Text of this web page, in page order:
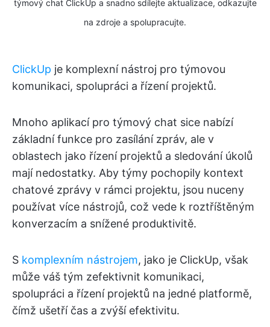
týmový chat ClickUp a snadno sdílejte aktualizace, odkazujte
na zdroje a spolupracujte.
ClickUp je komplexní nástroj pro týmovou
komunikaci, spolupráci a řízení projektů.
Mnoho aplikací pro týmový chat sice nabízí
základní funkce pro zasílání zpráv, ale v
oblastech jako řízení projektů a sledování úkolů
mají nedostatky. Aby týmy pochopily kontext
chatové zprávy v rámci projektu, jsou nuceny
používat více nástrojů, což vede k roztříštěným
konverzacím a snížené produktivitě.
S komplexním nástrojem, jako je ClickUp, však
může váš tým zefektivnit komunikaci,
spolupráci a řízení projektů na jedné platformě,
čímž ušetří čas a zvýší efektivitu.